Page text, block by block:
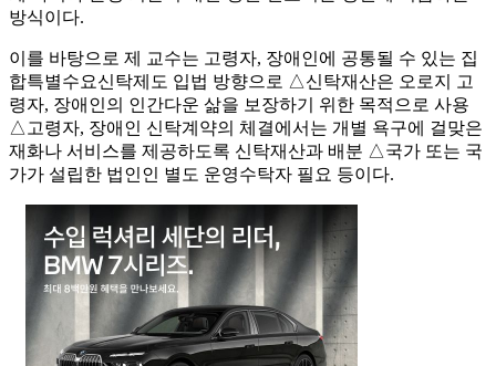
방식이다.
이를 바탕으로 제 교수는 고령자, 장애인에 공통될 수 있는 집
합특별수요신탁제도 입법 방향으로 △신탁재산은 오로지 고
령자, 장애인의 인간다운 삶을 보장하기 위한 목적으로 사용
△고령자, 장애인 신탁계약의 체결에서는 개별 욕구에 걸맞은
재화나 서비스를 제공하도록 신탁재산과 배분 △국가 또는 국
가가 설립한 법인인 별도 운영수탁자 필요 등이다.